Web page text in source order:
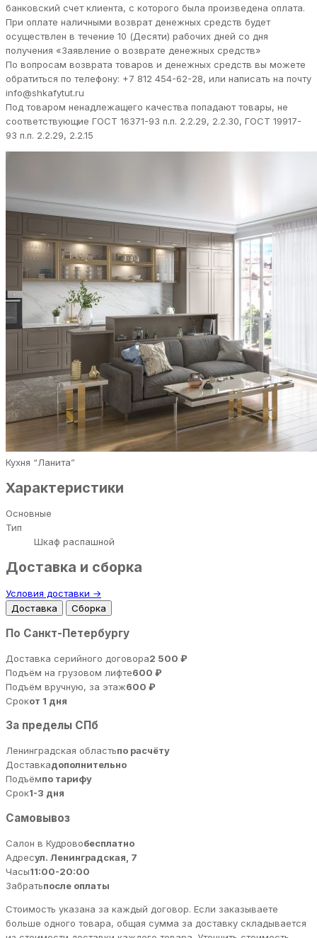
банковский счет клиента, с которого была произведена оплата.
При оплате наличными возврат денежных средств будет
осуществлен в течение 10 (Десяти) рабочих дней со дня
получения «Заявление о возврате денежных средств»
По вопросам возврата товаров и денежных средств вы можете
обратиться по телефону: +7 812 454-62-28, или написать на почту
info@shkafytut.ru
Под товаром ненадлежащего качества попадают товары, не
соответствующие ГОСТ 16371-93 п.п. 2.2.29, 2.2.30, ГОСТ 19917-
93 п.п. 2.2.29, 2.2.15
Кухня “Ланита”
Характеристики
Основные
Тип
Шкаф распашной
Доставка и сборка
Условия доставки →
Доставка
Сборка
По Санкт-Петербургу
Доставка серийного договора2 500 ₽
Подъём на грузовом лифте600 ₽
Подъём вручную, за этаж600 ₽
Срокот 1 дня
За пределы СПб
Ленинградская областьпо расчёту
Доставкадополнительно
Подъёмпо тарифу
Срок1-3 дня
Самовывоз
Салон в Кудровобесплатно
Адресул. Ленинградская, 7
Часы11:00-20:00
Забратьпосле оплаты
Стоимость указана за каждый договор. Если заказываете
больше одного товара, общая сумма за доставку складывается